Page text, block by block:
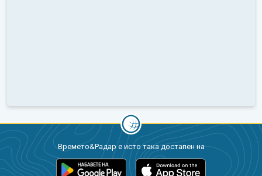
Времето&Радар е исто така достапен на